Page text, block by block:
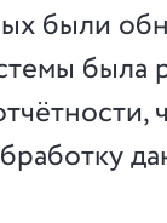
были
была